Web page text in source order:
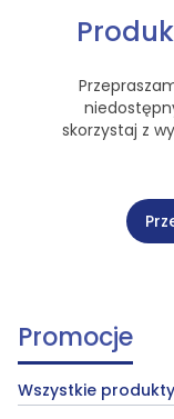
skorzystaj z
Promocje
Wszystkie